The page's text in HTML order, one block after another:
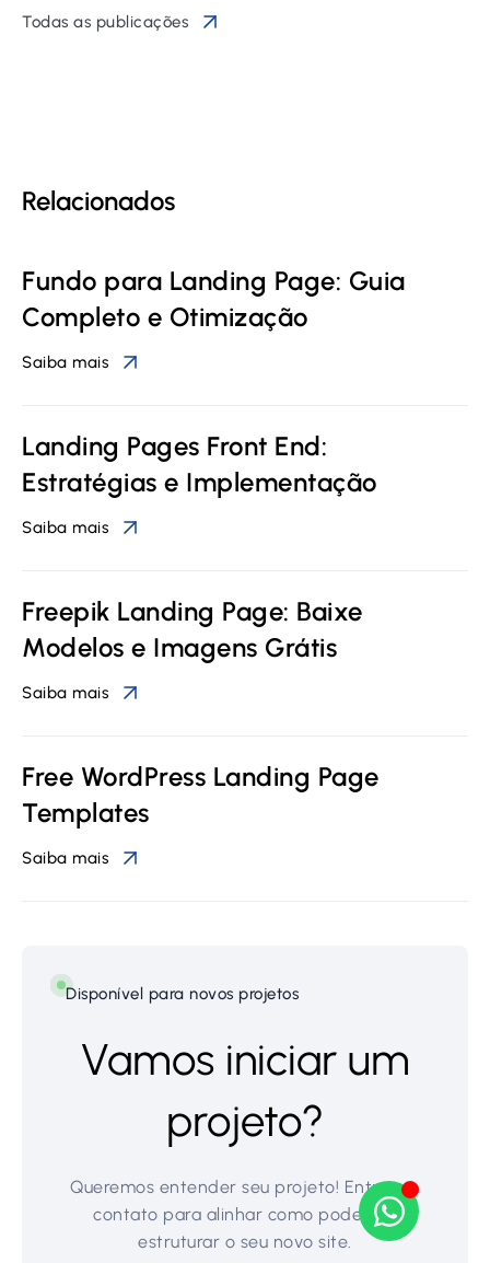
Todas as publicações
Relacionados
Fundo para Landing Page: Guia
Completo e Otimização
Saiba mais
Landing Pages Front End:
Estratégias e Implementação
Saiba mais
Freepik Landing Page: Baixe
Modelos e Imagens Grátis
Saiba mais
Free WordPress Landing Page
Templates
Saiba mais
Disponível para novos projetos
Vamos iniciar um
projeto?
Queremos entender seu projeto! Entre em
contato para alinhar como podemos
estruturar o seu novo site.